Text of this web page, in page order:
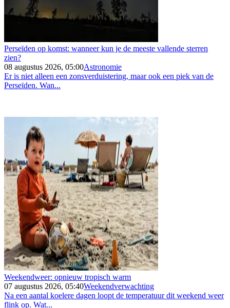
Perseïden op komst: wanneer kun je de meeste vallende sterren
zien?
08 augustus 2026, 05:00Astronomie
Er is niet alleen een zonsverduistering, maar ook een piek van de
Perseïden. Wan...
Weekendweer: opnieuw tropisch warm
07 augustus 2026, 05:40Weekendverwachting
Na een aantal koelere dagen loopt de temperatuur dit weekend weer
flink op. Wat...